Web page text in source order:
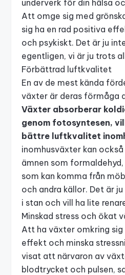
underverk för din hälsa
Att omge sig med
sig ha en rad positiva
och psykiskt. Det är ju
egentligen, vi är ju trots
Förbättrad luftkvalitet
En av de mest kända
växter är deras förmåga
Växter absorberar
genom fotosyntesen,
bättre luftkvalitet
inomhusväxter kan
ämnen som
som kan komma från
och andra källor. Det är
i stan och vill ha lite
Minskad stress och ökat
Att ha växter omkring sig
effekt och minska
visat att närvaron av
blodtrycket och pulsen,